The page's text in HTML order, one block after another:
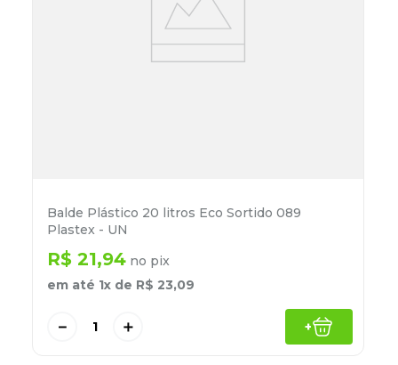
Balde Plástico 20 litros Eco Sortido 089
Plastex - UN
R$ 21,94 no pix
em até 1x de R$ 23,09
＋
－ +